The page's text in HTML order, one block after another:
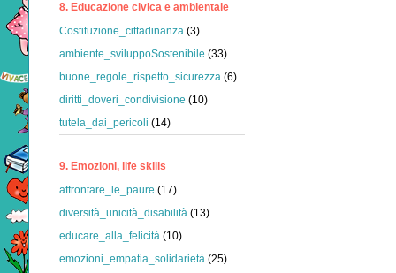
8. Educazione civica e ambientale
Costituzione_cittadinanza (3)
ambiente_sviluppoSostenibile (33)
buone_regole_rispetto_sicurezza (6)
diritti_doveri_condivisione (10)
tutela_dai_pericoli (14)
9. Emozioni, life skills
affrontare_le_paure (17)
diversità_unicità_disabilità (13)
educare_alla_felicità (10)
emozioni_empatia_solidarietà (25)